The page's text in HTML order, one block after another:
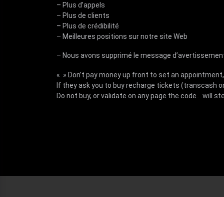
– Plus d’appels
– Plus de clients
– Plus de crédibilité
– Meilleures positions sur notre site Web
– Nous avons supprimé le message
« » Don’t pay money up front to set an
If they ask you to buy recharge tickets (transcash
Do not buy, or validate on any page the code… will